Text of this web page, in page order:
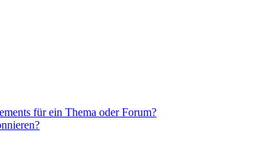
für ein Thema oder Forum?